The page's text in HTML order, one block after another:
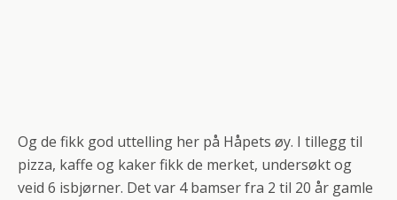
Og de fikk god uttelling her på Håpets øy. I tillegg til
pizza, kaffe og kaker fikk de merket, undersøkt og
veid 6 isbjørner. Det var 4 bamser fra 2 til 20 år gamle